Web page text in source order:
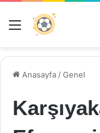
Menü
Anasayfa /Genel